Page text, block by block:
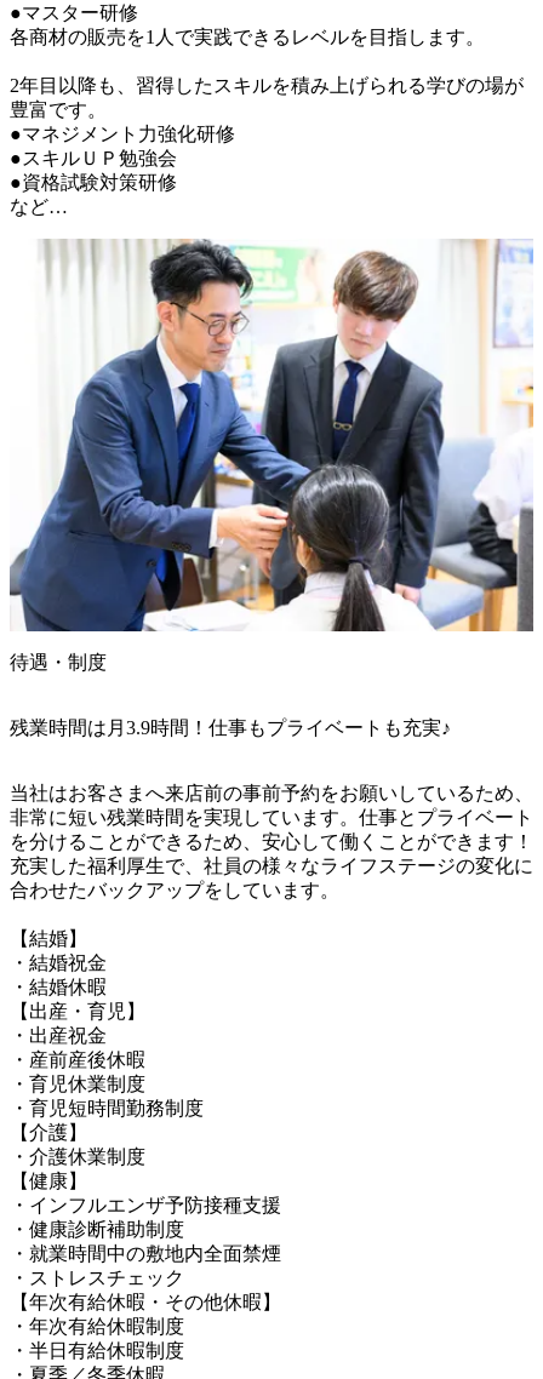
●マスター研修
各商材の販売を1人で実践できるレベルを目指します。
2年目以降も、習得したスキルを積み上げられる学びの場が
豊富です。
●マネジメント力強化研修
●スキルＵＰ勉強会
●資格試験対策研修
など…
待遇・制度
残業時間は月3.9時間！仕事もプライベートも充実♪
当社はお客さまへ来店前の事前予約をお願いしているため、
非常に短い残業時間を実現しています。仕事とプライベート
を分けることができるため、安心して働くことができます！
充実した福利厚生で、社員の様々なライフステージの変化に
合わせたバックアップをしています。
【結婚】
・結婚祝金
・結婚休暇
【出産・育児】
・出産祝金
・産前産後休暇
・育児休業制度
・育児短時間勤務制度
【介護】
・介護休業制度
【健康】
・インフルエンザ予防接種支援
・健康診断補助制度
・就業時間中の敷地内全面禁煙
・ストレスチェック
【年次有給休暇・その他休暇】
・年次有給休暇制度
・半日有給休暇制度
・夏季／冬季休暇